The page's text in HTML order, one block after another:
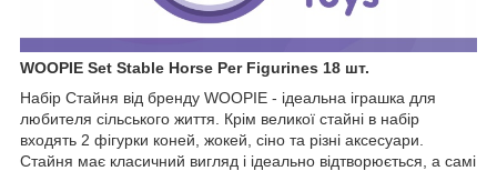
WOOPIE Set Stable Horse Per Figurines 18 шт.
Набір Стайня від бренду WOOPIE - ідеальна іграшка для
любителя сільського життя. Крім великої стайні в набір
входять 2 фігурки коней, жокей, сіно та різні аксесуари.
Стайня має класичний вигляд і ідеально відтворюється, а самі